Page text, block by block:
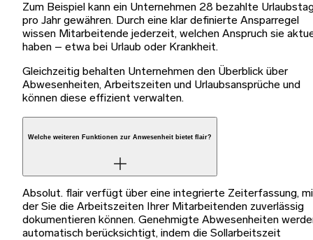
Zum Beispiel kann ein Unternehmen 28 bezahlte
pro Jahr gewähren. Durch eine klar definierte Ansparregel
wissen Mitarbeitende jederzeit, welchen Anspruch sie
haben – etwa bei Urlaub oder Krankheit.
Gleichzeitig behalten Unternehmen den Überblick über
Abwesenheiten, Arbeitszeiten und Urlaubsansprüche und
können diese effizient verwalten.
Welche weiteren Funktionen zur Anwesenheit bietet flair?
Absolut. flair verfügt über eine integrierte Zeiterfassung,
der Sie die Arbeitszeiten Ihrer Mitarbeitenden zuverlässig
dokumentieren können. Genehmigte Abwesenheiten
automatisch berücksichtigt, indem die Sollarbeitszeit